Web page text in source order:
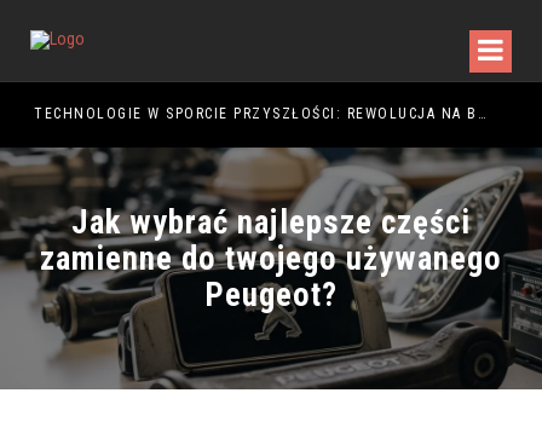
TECHNOLOGIE W SPORCIE PRZYSZŁOŚCI: REWOLUCJA NA BOISKU
Jak wybrać najlepsze części
zamienne do twojego używanego
Peugeot?